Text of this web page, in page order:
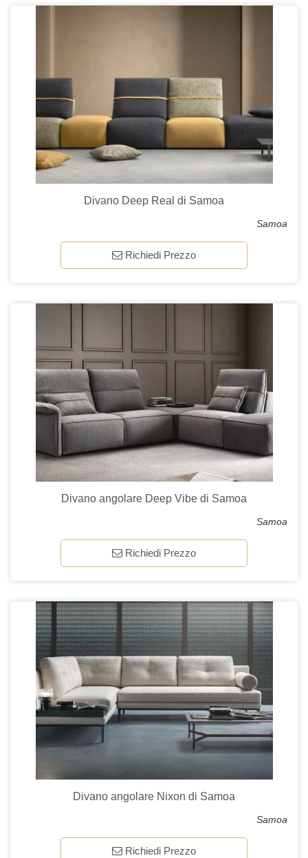
Divano Deep Real di Samoa
Samoa
Richiedi Prezzo
Divano angolare Deep Vibe di Samoa
Samoa
Richiedi Prezzo
Divano angolare Nixon di Samoa
Samoa
Richiedi Prezzo